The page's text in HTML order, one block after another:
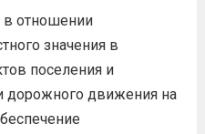
в отношении
значения в
поселения и
дорожного движения на